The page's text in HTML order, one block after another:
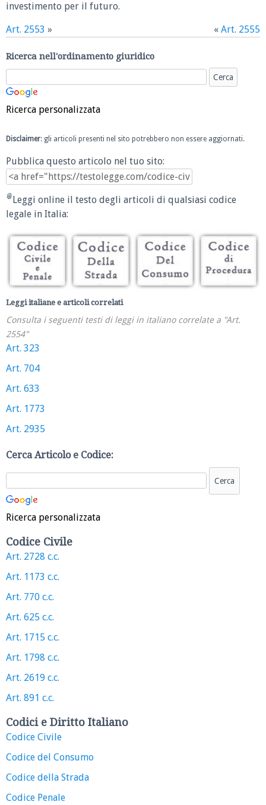
investimento per il futuro.
Art. 2553 » « Art. 2555
Ricerca nell'ordinamento giuridico
Ricerca personalizzata
Disclaimer: gli articoli presenti nel sito potrebbero non essere aggiornati.
Pubblica questo articolo nel tuo sito:
Leggi online il testo degli articoli di qualsiasi codice
legale in Italia:
Leggi italiane e articoli correlati
Consulta i seguenti testi di leggi in italiano correlate a "Art.
2554"
Art. 323
Art. 704
Art. 633
Art. 1773
Art. 2935
Cerca Articolo e Codice:
Ricerca personalizzata
Codice Civile
Art. 2728 c.c.
Art. 1173 c.c.
Art. 770 c.c.
Art. 625 c.c.
Art. 1715 c.c.
Art. 1798 c.c.
Art. 2619 c.c.
Art. 891 c.c.
Codici e Diritto Italiano
Codice Civile
Codice del Consumo
Codice della Strada
Codice Penale